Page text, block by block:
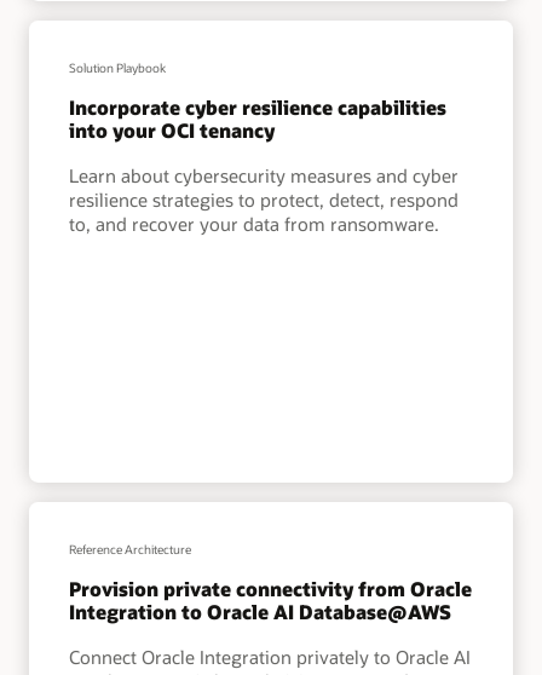
Solution Playbook
Incorporate cyber resilience capabilities
into your OCI tenancy
Learn about cybersecurity measures and cyber
resilience strategies to protect, detect, respond
to, and recover your data from ransomware.
Reference Architecture
Provision private connectivity from Oracle
Integration to Oracle AI Database@AWS
Connect Oracle Integration privately to Oracle AI